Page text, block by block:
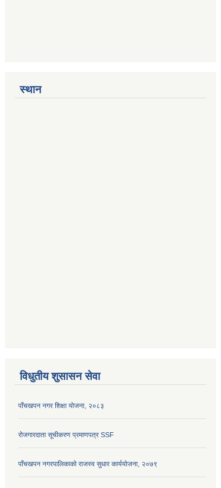
स्थान
विधुतीय शुसासन सेवा
पाँचखपन नगर शिक्षा योजना, २०८३
रोजगारदाता सूचीकरण प्रमाणपत्र SSF
पाँचखपन नगरपालिकाको राजस्व सुधार कार्ययोजना, २०७९